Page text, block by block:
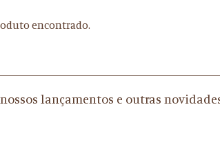
encontrado.
nossos lançamentos e outras